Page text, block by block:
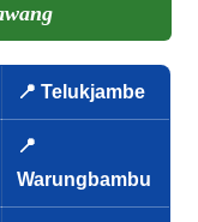
📍 Telukjambe
📍
Warungbambu